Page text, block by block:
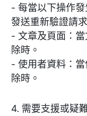
- 每當以下操作
發送重新驗證請求
- 文章及頁面：
除時。
- 使用者資料：
除時。
4. 需要支援或疑